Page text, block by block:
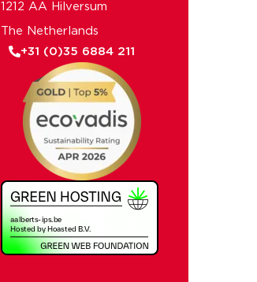
1212 AA Hilversum
The Netherlands
+31 (0)35 6884 211